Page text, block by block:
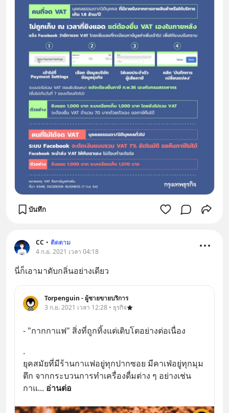
บันทึก
CC • ติดตาม
4 ก.ย. 2021 เวลา 04:18
นี่ก็เอามาดับกลิ่นอย่างเดียว
Torpenguin - ผู้ชายขายบริการ
3 ก.ย. 2021 เวลา 12:28 • ธุรกิจ
- "กากกาแฟ" สิ่งที่ถูกทิ้งแต่เติบโตอย่างต่อเนื่อง
.
ยุคสมัยที่มีร้านกาแฟอยู่ทุกปากซอย มีคาเฟ่อยู่ทุกมุม
ตึก จากกระบวนการทำเครื่องดื่มต่าง ๆ อย่างเช่น
กาแ... อ่านต่อ